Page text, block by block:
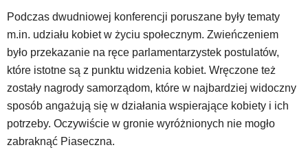
skróty
klawiaturowe,
zatem
nawigacja
obsługiwana
jest
w
standardowy
sposób.
Na
Podczas dwudniowej konferencji poruszane były tematy
m.in. udziału kobiet w życiu społecznym. Zwieńczeniem
było przekazanie na ręce parlamentarzystek postulatów,
które istotne są z punktu widzenia kobiet. Wręczone też
zostały nagrody samorządom, które w najbardziej widoczny
sposób angażują się w działania wspierające kobiety i ich
potrzeby. Oczywiście w gronie wyróżnionych nie mogło
zabraknąć Piaseczna.